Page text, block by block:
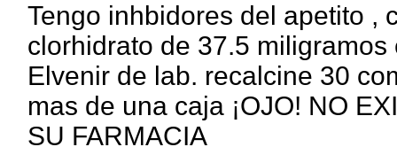
Tengo inhbidores del apetito ,
clorhidrato de 37.5
Elvenir de lab. recalcine 30
mas de una caja ¡OJO! NO
SU FARMACIA